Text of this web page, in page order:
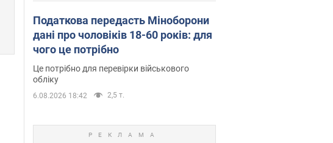
Податкова передасть Міноборони
дані про чоловіків 18-60 років: для
чого це потрібно
Це потрібно для перевірки військового
обліку
6.08.2026 18:42 2,5 т.